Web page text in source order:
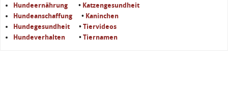
Hundeernährung • Katzengesundheit
Hundeanschaffung • Kaninchen
Hundegesundheit • Tiervideos
Hundeverhalten • Tiernamen